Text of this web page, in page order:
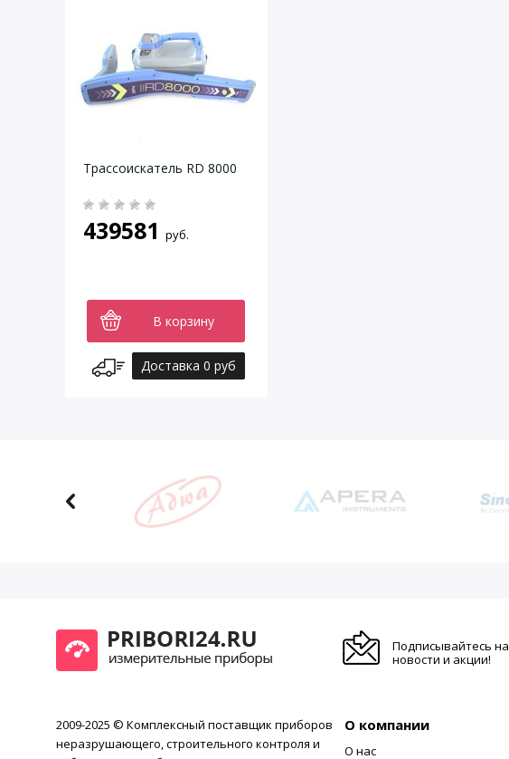
Трассоискатель RD 8000
439581 руб.
В корзину
Доставка 0 руб
Подписывайтесь на
новости и акции!
2009-2025 © Комплексный поставщик приборов
неразрушающего, строительного контроля и
О компании
О нас